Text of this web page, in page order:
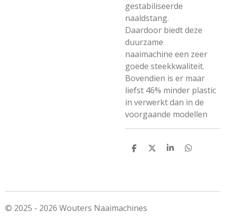
gestabiliseerde
naaldstang.
Daardoor biedt deze
duurzame
naaimachine een zeer
goede steekkwaliteit.
Bovendien is er maar
liefst 46% minder plastic
in verwerkt dan in de
voorgaande modellen
D
D
S
D
© 2025 - 2026 Wouters Naaimachines